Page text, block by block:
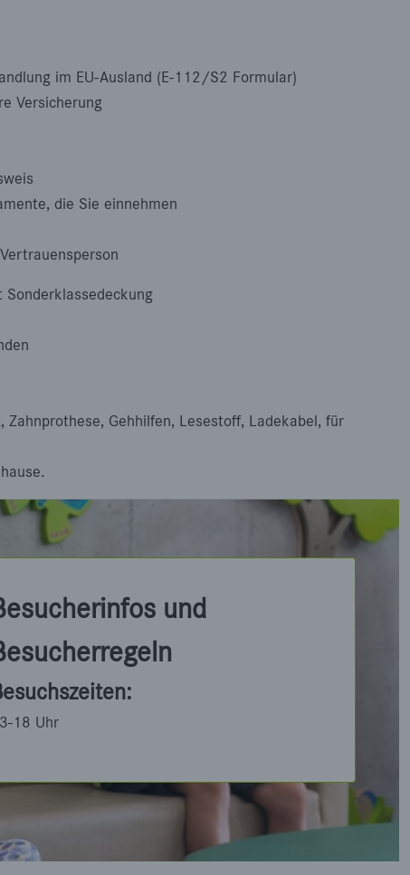
im EU-Ausland (E-112/S2 Formular)
Versicherung
die Sie einnehmen
Zahnprothese, Gehhilfen, Lesestoff, Ladekabel, für
und
18 Uhr